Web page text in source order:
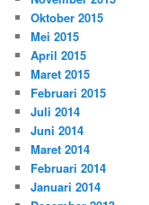
Oktober 2015
Mei 2015
April 2015
Maret 2015
Februari 2015
Juli 2014
Juni 2014
Maret 2014
Februari 2014
Januari 2014